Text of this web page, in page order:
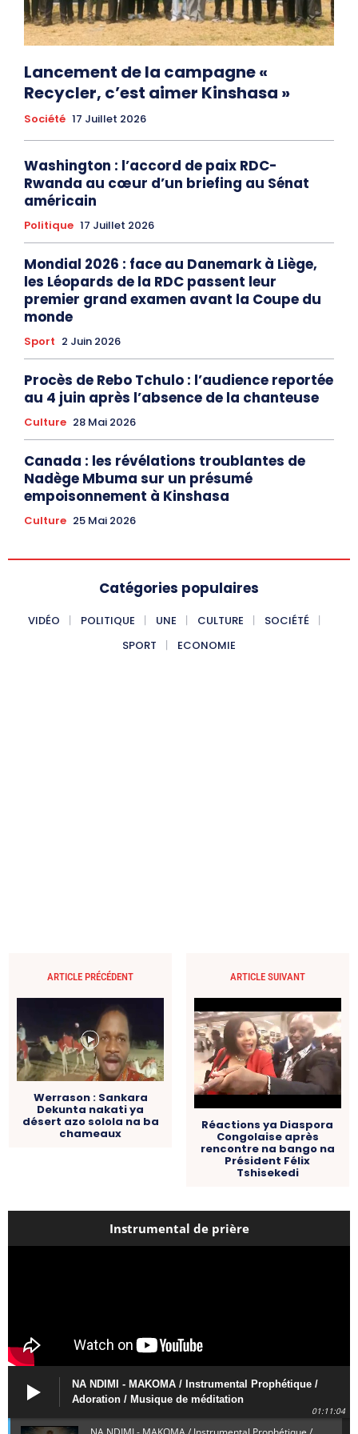
Lancement de la campagne «
Recycler, c’est aimer Kinshasa »
Société 17 Juillet 2026
Washington : l’accord de paix RDC-
Rwanda au cœur d’un briefing au Sénat
américain
Politique 17 Juillet 2026
Mondial 2026 : face au Danemark à Liège,
les Léopards de la RDC passent leur
premier grand examen avant la Coupe du
monde
Sport 2 Juin 2026
Procès de Rebo Tchulo : l’audience reportée
au 4 juin après l’absence de la chanteuse
Culture 28 Mai 2026
Canada : les révélations troublantes de
Nadège Mbuma sur un présumé
empoisonnement à Kinshasa
Culture 25 Mai 2026
Catégories populaires
VIDÉO POLITIQUE UNE CULTURE
SOCIÉTÉ
SPORT
ECONOMIE
ARTICLE PRÉCÉDENT
Werrason : Sankara
Dekunta nakati ya
désert azo solola na ba
chameaux
ARTICLE SUIVANT
Réactions ya Diaspora
Congolaise après
rencontre na bango na
Président Félix
Tshisekedi
Instrumental de prière
NA NDIMI - MAKOMA / Instrumental Prophétique /
Adoration / Musique de méditation
01:11:04